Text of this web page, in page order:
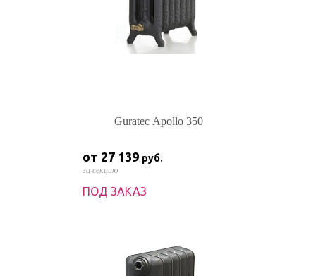
Guratec Apollo 350
от 27 139 руб.
за секцию
ПОД ЗАКАЗ